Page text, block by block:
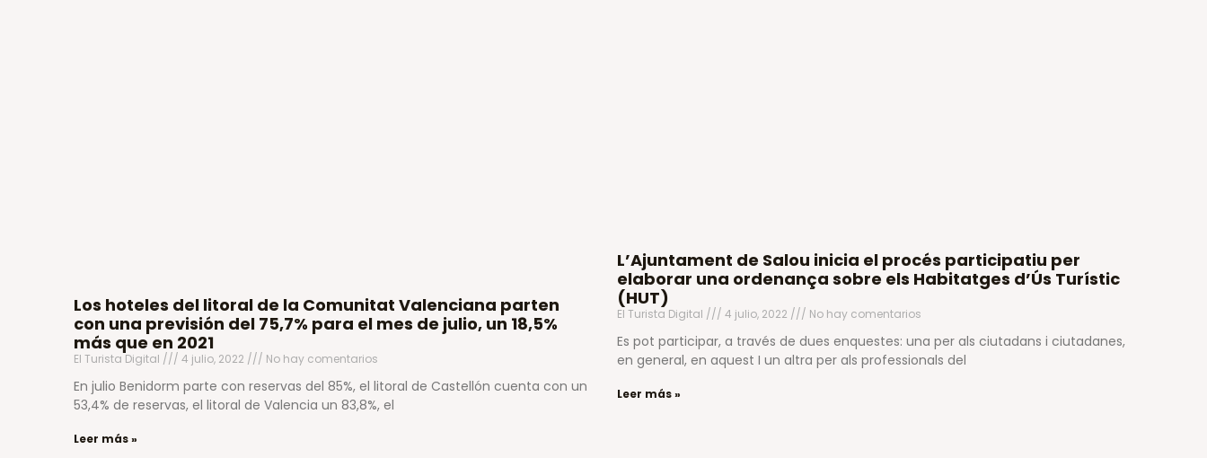
Los hoteles del litoral de la Comunitat Valenciana parten
con una previsión del 75,7% para el mes de julio, un 18,5%
más que en 2021
El Turista Digital 4 julio, 2022 No hay comentarios
En julio Benidorm parte con reservas del 85%, el litoral de Castellón cuenta con un
53,4% de reservas, el litoral de Valencia un 83,8%, el
Leer más »
L’Ajuntament de Salou inicia el procés participatiu per
elaborar una ordenança sobre els Habitatges d’Ús Turístic
(HUT)
El Turista Digital 4 julio, 2022 No hay comentarios
Es pot participar, a través de dues enquestes: una per als ciutadans i ciutadanes,
en general, en aquest I un altra per als professionals del
Leer más »